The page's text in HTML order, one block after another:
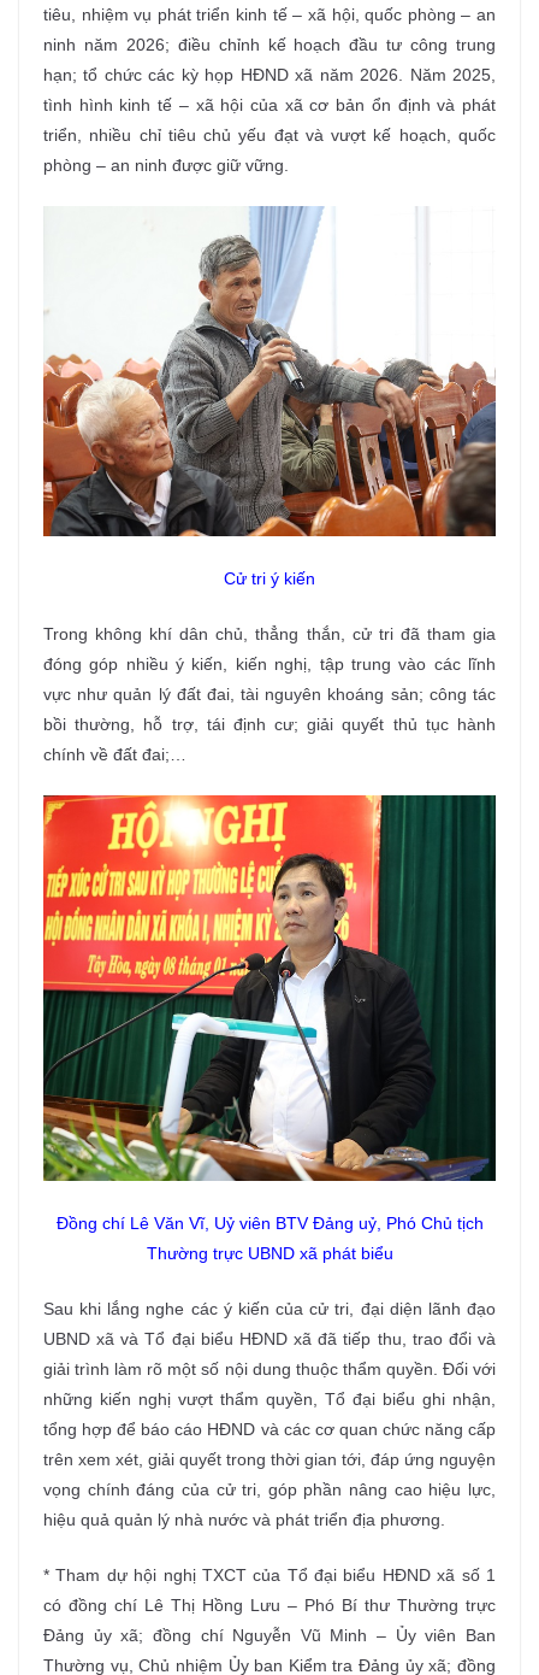
tiêu, nhiệm vụ phát triển kinh tế – xã hội, quốc phòng – an
ninh năm 2026; điều chỉnh kế hoạch đầu tư công trung
hạn; tổ chức các kỳ họp HĐND xã năm 2026. Năm 2025,
tình hình kinh tế – xã hội của xã cơ bản ổn định và phát
triển, nhiều chỉ tiêu chủ yếu đạt và vượt kế hoạch, quốc
phòng – an ninh được giữ vững.
Cử tri ý kiến
Trong không khí dân chủ, thẳng thắn, cử tri đã tham gia
đóng góp nhiều ý kiến, kiến nghị, tập trung vào các lĩnh
vực như quản lý đất đai, tài nguyên khoáng sản; công tác
bồi thường, hỗ trợ, tái định cư; giải quyết thủ tục hành
chính về đất đai;…
Đồng chí Lê Văn Vĩ, Uỷ viên BTV Đảng uỷ, Phó Chủ tịch
Thường trực UBND xã phát biểu
Sau khi lắng nghe các ý kiến của cử tri, đại diện lãnh đạo
UBND xã và Tổ đại biểu HĐND xã đã tiếp thu, trao đổi và
giải trình làm rõ một số nội dung thuộc thẩm quyền. Đối với
những kiến nghị vượt thẩm quyền, Tổ đại biểu ghi nhận,
tổng hợp để báo cáo HĐND và các cơ quan chức năng cấp
trên xem xét, giải quyết trong thời gian tới, đáp ứng nguyện
vọng chính đáng của cử tri, góp phần nâng cao hiệu lực,
hiệu quả quản lý nhà nước và phát triển địa phương.
* Tham dự hội nghị TXCT của Tổ đại biểu HĐND xã số 1
có đồng chí Lê Thị Hồng Lưu – Phó Bí thư Thường trực
Đảng ủy xã; đồng chí Nguyễn Vũ Minh – Ủy viên Ban
Thường vụ, Chủ nhiệm Ủy ban Kiểm tra Đảng ủy xã; đồng